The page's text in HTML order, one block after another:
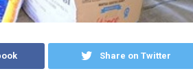
Share on Twitter